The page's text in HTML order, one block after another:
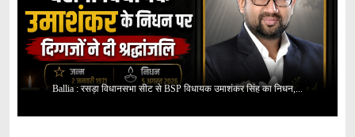
Ballia : रसड़ा विधानसभा सीट से BSP विधायक उमाशंकर सिंह का निधन,...